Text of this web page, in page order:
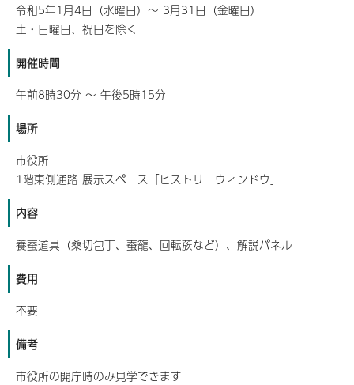
令和5年1月4日（水曜日）～ 3月31日（金曜日）
土・日曜日、祝日を除く
開催時間
午前8時30分 ～ 午後5時15分
場所
市役所
1階東側通路 展示スペース「ヒストリーウィンドウ」
内容
養蚕道具（桑切包丁、蚕籠、回転蔟など）、解説パネル
費用
不要
備考
市役所の開庁時のみ見学できます